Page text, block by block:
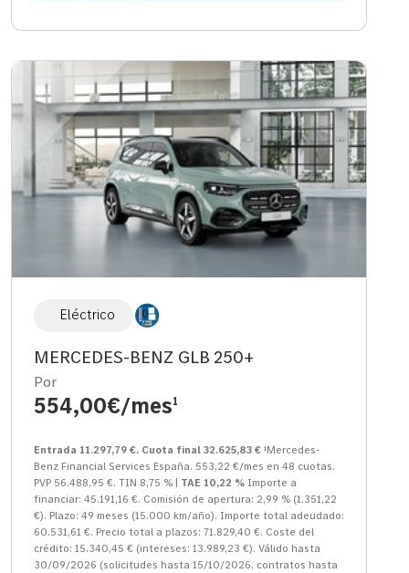
Eléctrico
MERCEDES-BENZ GLB 250+
Por
554,00€/mes1
Entrada 11.297,79 €. Cuota final 32.625,83 € ¹Mercedes-
Benz Financial Services España. 553,22 €/mes en 48 cuotas.
PVP 56.488,95 €. TIN 8,75 % | TAE 10,22 % Importe a
financiar: 45.191,16 €. Comisión de apertura: 2,99 % (1.351,22
€). Plazo: 49 meses (15.000 km/año). Importe total adeudado:
60.531,61 €. Precio total a plazos: 71.829,40 €. Coste del
crédito: 15.340,45 € (intereses: 13.989,23 €). Válido hasta
30/09/2026 (solicitudes hasta 15/10/2026, contratos hasta